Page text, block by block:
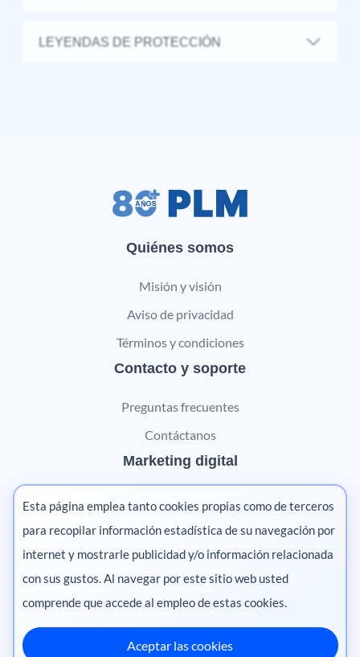
LEYENDAS DE PROTECCIÓN
Quiénes somos
Misión y visión
Aviso de privacidad
Términos y condiciones
Contacto y soporte
Preguntas frecuentes
Contáctanos
Marketing digital
Pharma
Salud animal
Salud vegetal
México ·
Esta página emplea tanto cookies propias como de terceros
para recopilar información estadística de su navegación por
internet y mostrarle publicidad y/o información relacionada
con sus gustos. Al navegar por este sitio web usted
comprende que accede al empleo de estas cookies.
Aceptar las cookies